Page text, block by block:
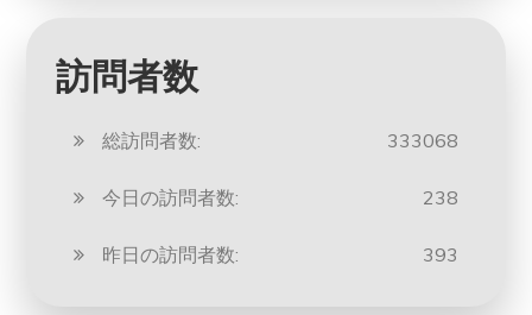
訪問者数
333068
総訪問者数:
238
今日の訪問者数:
393
昨日の訪問者数: